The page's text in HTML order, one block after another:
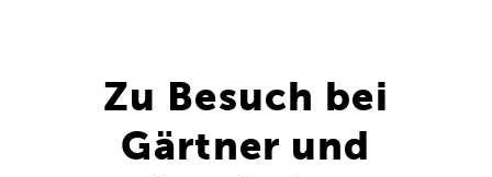
Zu Besuch bei
Gärtner und